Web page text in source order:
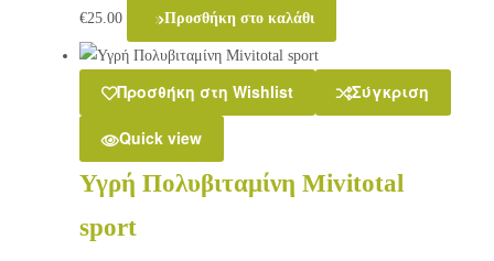
€25.00 Προσθήκη στο καλάθι
Προσθήκη στη Wishlist Σύγκριση
Quick view
Υγρή Πολυβιταμίνη Mivitotal
sport